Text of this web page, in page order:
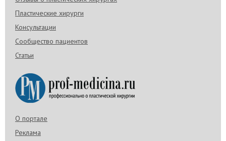
Пластические хирурги
Консультации
Сообщество пациентов
Статьи
О портале
Реклама